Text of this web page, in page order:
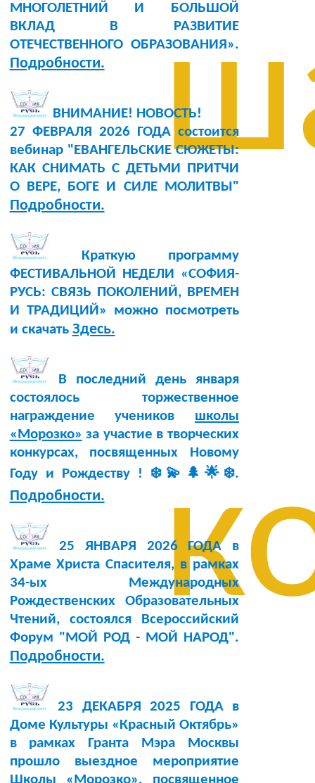
МНОГОЛЕТНИЙ И БОЛЬШОЙ
ВКЛАД В РАЗВИТИЕ
ОТЕЧЕСТВЕННОГО ОБРАЗОВАНИЯ».
Подробности.
ВНИМАНИЕ! НОВОСТЬ!
27 ФЕВРАЛЯ 2026 ГОДА состоится
вебинар "ЕВАНГЕЛЬСКИЕ СЮЖЕТЫ:
КАК СНИМАТЬ С ДЕТЬМИ ПРИТЧИ
О ВЕРЕ, БОГЕ И СИЛЕ МОЛИТВЫ"
Подробности.
Краткую программу
ФЕСТИВАЛЬНОЙ НЕДЕЛИ «СОФИЯ-
РУСЬ: СВЯЗЬ ПОКОЛЕНИЙ, ВРЕМЕН
И ТРАДИЦИЙ» можно посмотреть
и скачать Здесь.
В последний день января
состоялось торжественное
награждение учеников школы
«Морозко» за участие в творческих
конкурсах, посвященных Новому
Году и Рождеству ! ❄️💫🌲🌟❄️.
Подробности.
25 ЯНВАРЯ 2026 ГОДА в
Храме Христа Спасителя, в рамках
34-ых Международных
Рождественских Образовательных
Чтений, состоялся Всероссийский
Форум "МОЙ РОД - МОЙ НАРОД".
Подробности.
23 ДЕКАБРЯ 2025 ГОДА в
Доме Культуры «Красный Октябрь»
в рамках Гранта Мэра Москвы
прошло выездное мероприятие